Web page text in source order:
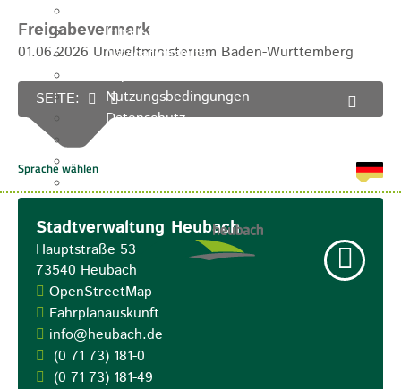
Inhaltsverzeichnis
Navigationshilfe
Nutzungsbedingungen
Datenschutz
Freigabevermerk
01.06.2026 Umweltministerium Baden-Württemberg
SEITE:
Stadtverwaltung Heubach
Hauptstraße 53
73540 Heubach
OpenStreetMap
Fahrplanauskunft
info@heubach.de
(0 71 73) 181-0
(0 71 73) 181-49